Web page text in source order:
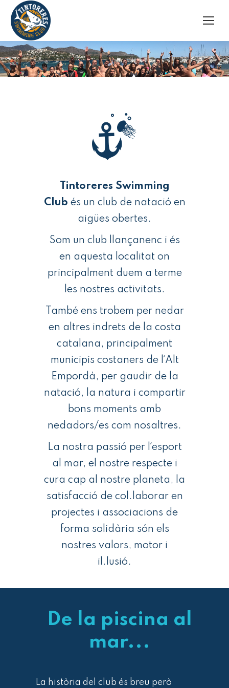
Tintoreres Swimming
Club és un club de natació en
aigües obertes.
Som un club llançanenc i és
en aquesta localitat on
principalment duem a terme
les nostres activitats.
També ens trobem per nedar
en altres indrets de la costa
catalana, principalment
municipis costaners de l´Alt
Empordà, per gaudir de la
natació, la natura i compartir
bons moments amb
nedadors/es com nosaltres.
La nostra passió per l´esport
al mar, el nostre respecte i
cura cap al nostre planeta, la
satisfacció de col.laborar en
projectes i associacions de
forma solidària són els
nostres valors, motor i
il.lusió.
De la piscina al
mar...
La història del club és breu però